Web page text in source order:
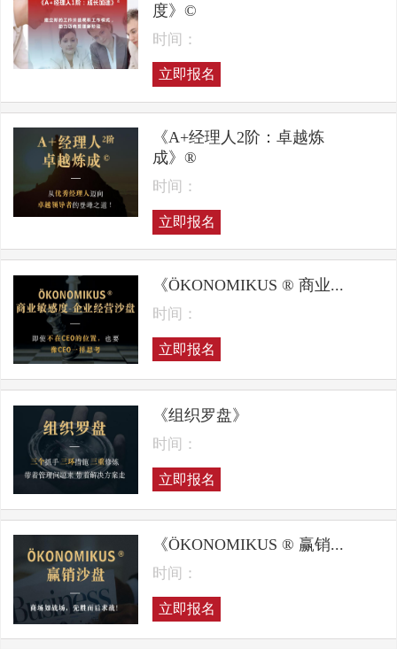
度》©
时间：
立即报名
《A+经理人2阶：卓越炼
成》®
时间：
立即报名
《ÖKONOMIKUS ® 商业...
时间：
立即报名
《组织罗盘》
时间：
立即报名
《ÖKONOMIKUS ® 赢销...
时间：
立即报名